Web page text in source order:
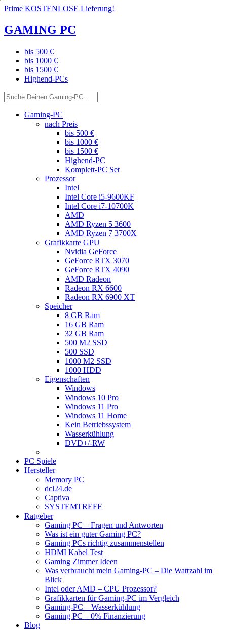
Prime KOSTENLOSE Lieferung!
GAMING PC
bis 500 €
bis 1000 €
bis 1500 €
Highend-PCs
Gaming-PC
nach Preis
bis 500 €
bis 1000 €
bis 1500 €
Highend-PC
Komplett-PC Set
Prozessor
Intel
Intel Core i5-9600KF
Intel Core i7-10700K
AMD
AMD Ryzen 5 3600
AMD Ryzen 7 3700X
Grafikkarte GPU
Nvidia GeForce
GeForce RTX 3070
GeForce RTX 4090
AMD Radeon
Radeon RX 6600
Radeon RX 6900 XT
Speicher
8 GB Ram
16 GB Ram
32 GB Ram
500 M2 SSD
500 SSD
1000 M2 SSD
1000 HDD
Eigenschaften
Windows
Windows 10 Pro
Windows 11 Pro
Windows 11 Home
Kein Betriebssystem
Wasserkühlung
DVD+/-RW
PC Spiele
Hersteller
Memory PC
dcl24.de
Captiva
SYSTEMTREFF
Ratgeber
Gaming PC – Fragen und Antworten
Was ist ein guter Gaming PC?
Gaming PCs richtig zusammenstellen
HDMI Kabel Test
Gaming Zimmer Ideen
Was verbraucht mein Gaming-PC – Die Wattzahl im
Blick
Intel oder AMD – CPU Prozessor?
Grafikkarten für Gaming-PC im Vergleich
Gaming-PC – Wasserkühlung
Gaming PC – 0% Finanzierung
Blog